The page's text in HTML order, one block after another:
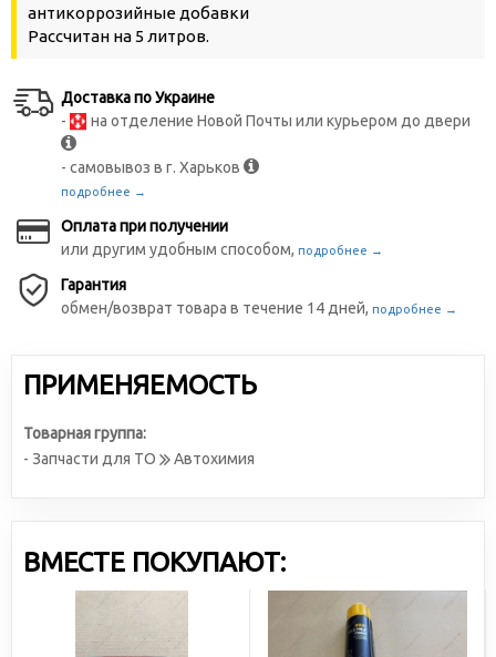
антикоррозийные добавки
Рассчитан на 5 литров.
Доставка по Украине
-
на отделение Новой Почты или курьером до двери
- самовывоз в г. Харьков
подробнее →
Оплата при получении
или другим удобным способом, подробнее →
Гарантия
обмен/возврат товара в течение 14 дней, подробнее →
ПРИМЕНЯЕМОСТЬ
Товарная группа:
- Запчасти для ТО
Автохимия
ВМЕСТЕ ПОКУПАЮТ: